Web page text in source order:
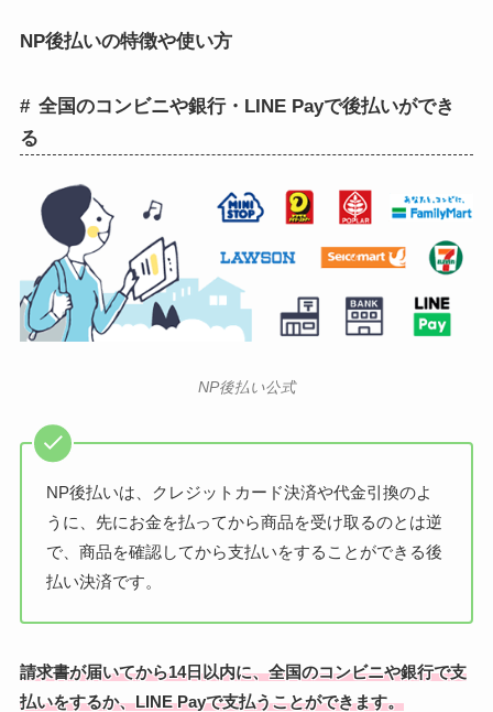
NP後払いの特徴や使い方
全国のコンビニや銀行・LINE Payで後払いができ
る
NP後払い公式
NP後払いは、クレジットカード決済や代金引換のよ
うに、先にお金を払ってから商品を受け取るのとは逆
で、商品を確認してから支払いをすることができる後
払い決済です。
請求書が届いてから14日以内に、全国のコンビニや銀行で支
払いをするか、LINE Payで支払うことができます。